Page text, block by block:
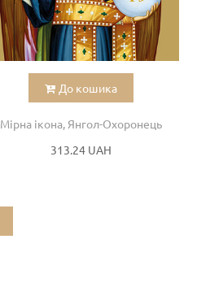
До кошика
Мірна ікона, Янгол-Охоронець
313.24 UAH